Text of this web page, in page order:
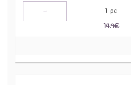
- 1 pc
14.9€